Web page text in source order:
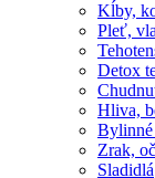
Kĺby,
Pleť,
Detox
Hliva,
Zrak,
Sladidlá